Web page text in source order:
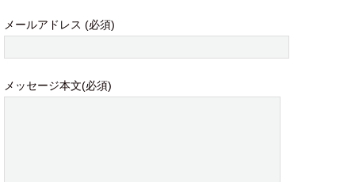
メールアドレス (必須)
メッセージ本文(必須)